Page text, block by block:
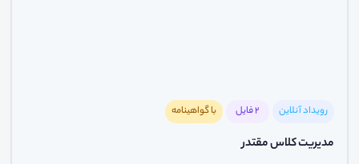
رویداد آنلاین 2 فایل با گواهینامه
مدیریت کلاس مقتدر